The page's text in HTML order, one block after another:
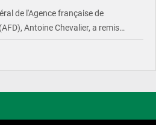
de l'Agence française de
Antoine Chevalier, a remis…